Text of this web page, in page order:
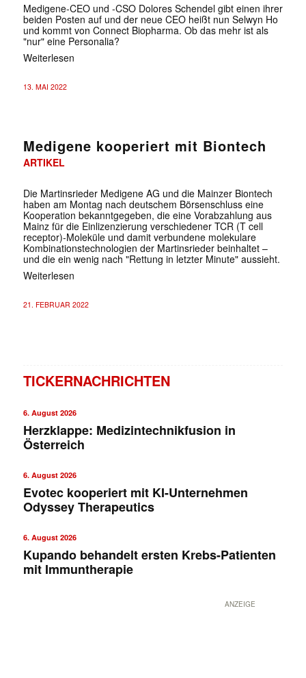
Medigene-CEO und -CSO Dolores Schendel gibt einen ihrer
beiden Posten auf und der neue CEO heißt nun Selwyn Ho
und kommt von Connect Biopharma. Ob das mehr ist als
"nur" eine Personalia?
Weiterlesen
13. MAI 2022
Medigene kooperiert mit Biontech
ARTIKEL
Die Martinsrieder Medigene AG und die Mainzer Biontech
haben am Montag nach deutschem Börsenschluss eine
Kooperation bekanntgegeben, die eine Vorabzahlung aus
Mainz für die Einlizenzierung verschiedener TCR (T cell
receptor)-Moleküle und damit verbundene molekulare
Kombinationstechnologien der Martinsrieder beinhaltet –
und die ein wenig nach "Rettung in letzter Minute" aussieht.
Weiterlesen
21. FEBRUAR 2022
TICKERNACHRICHTEN
6. August 2026
Herzklappe: Medizintechnikfusion in
Österreich
6. August 2026
Evotec kooperiert mit KI-Unternehmen
Odyssey Therapeutics
6. August 2026
Kupando behandelt ersten Krebs-Patienten
mit Immuntherapie
ANZEIGE